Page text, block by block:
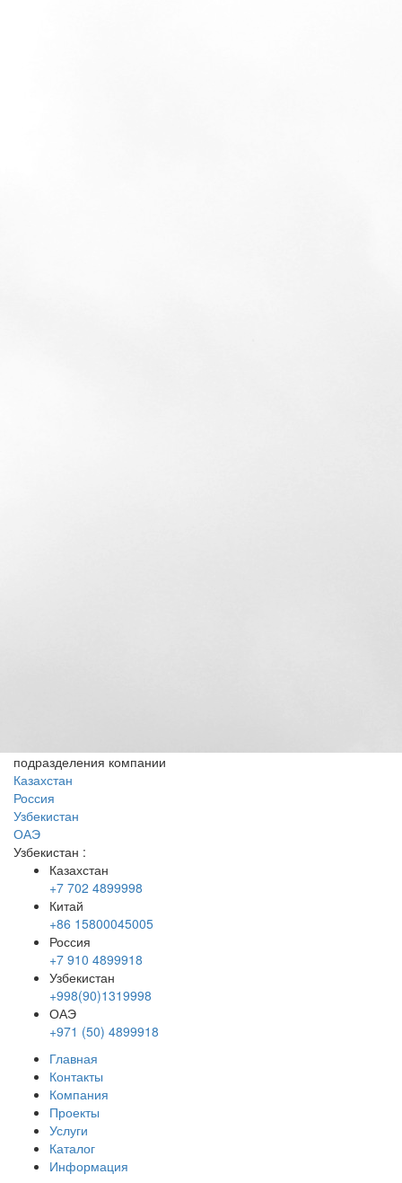
подразделения компании
Казахстан
Россия
Узбекистан
ОАЭ
Узбекистан :
Казахстан
+7 702 4899998
Китай
+86 15800045005
Россия
+7 910 4899918
Узбекистан
+998(90)1319998
ОАЭ
+971 (50) 4899918
Главная
Контакты
Компания
Проекты
Услуги
Каталог
Информация